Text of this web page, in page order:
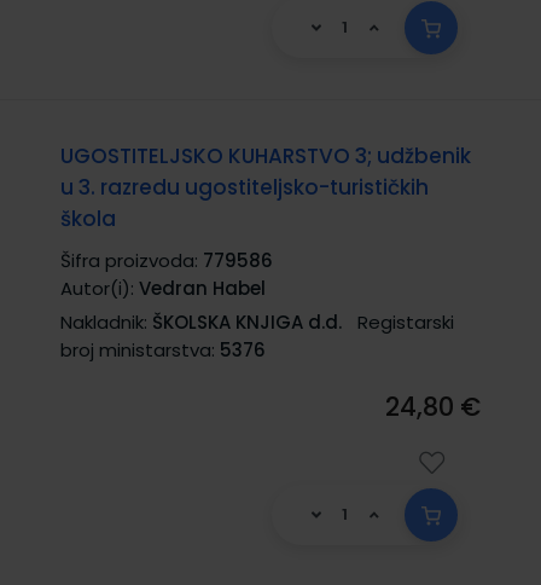
UGOSTITELJSKO KUHARSTVO 3; udžbenik
u 3. razredu ugostiteljsko-turističkih
škola
Šifra proizvoda: 779586
Autor(i): Vedran Habel
Nakladnik: ŠKOLSKA KNJIGA d.d.
Registarski
broj ministarstva: 5376
24,80 €